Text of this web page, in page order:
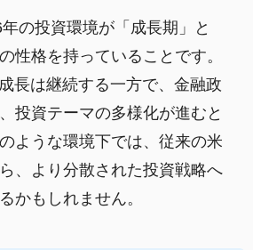
の投資環境が「成長期」と
性格を持っていることです。
長は継続する一方で、金融政
投資テーマの多様化が進むと
ような環境下では、従来の米
、より分散された投資戦略へ
かもしれません。